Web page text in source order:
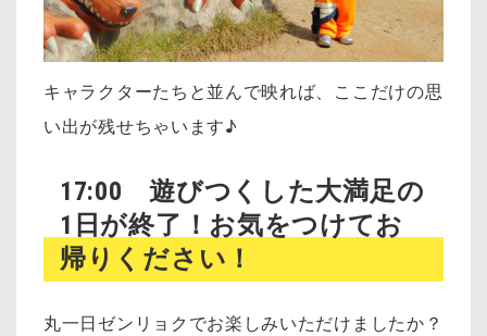
キャラクターたちと並んで映れば、ここだけの思
い出が残せちゃいます♪
17:00 遊びつくした大満足の
1日が終了！お気をつけてお
帰りください！
丸一日ゼンリョクでお楽しみいただけましたか？